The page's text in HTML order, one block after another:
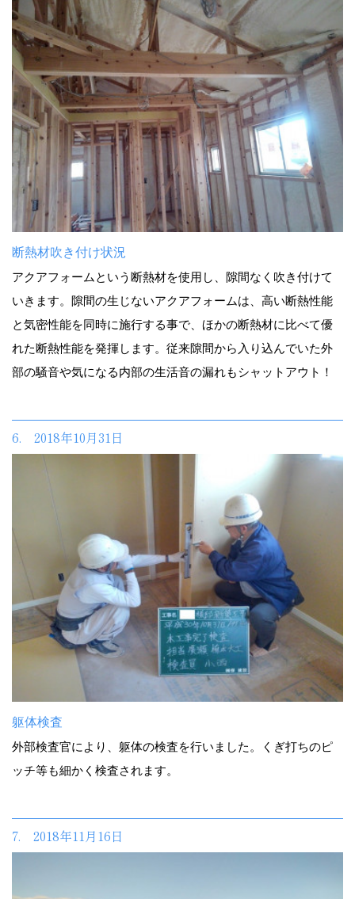
断熱材吹き付け状況
アクアフォームという断熱材を使用し、隙間なく吹き付けて
いきます。隙間の生じないアクアフォームは、高い断熱性能
と気密性能を同時に施行する事で、ほかの断熱材に比べて優
れた断熱性能を発揮します。従来隙間から入り込んでいた外
部の騒音や気になる内部の生活音の漏れもシャットアウト！
6. 2018年10月31日
躯体検査
外部検査官により、躯体の検査を行いました。くぎ打ちのピ
ッチ等も細かく検査されます。
7. 2018年11月16日